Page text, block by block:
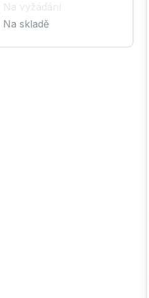
Na vyžádání
Na skladě